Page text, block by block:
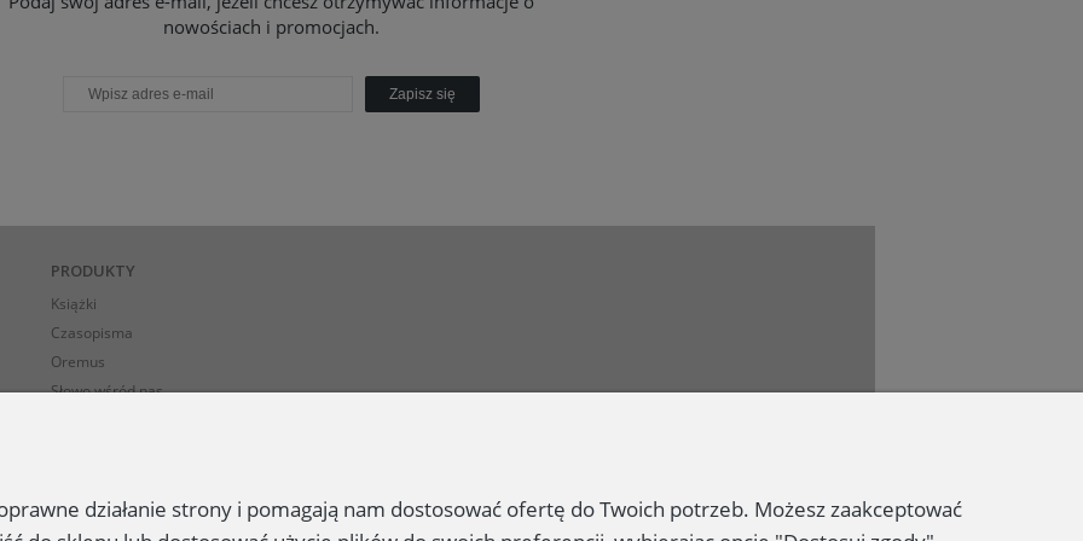
nowościach i promocjach.
Zapisz się
PRODUKTY
Książki
Czasopisma
Oremus
Słowo wśród nas
działanie strony i pomagają nam dostosować ofertę do Twoich potrzeb. Możesz zaakceptować